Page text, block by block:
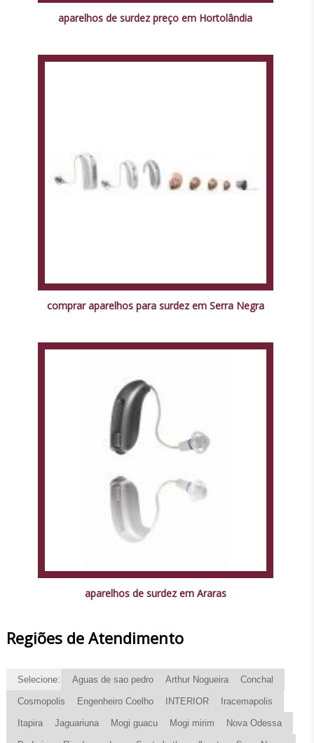
aparelhos de surdez preço em Hortolândia
comprar aparelhos para surdez em Serra Negra
aparelhos de surdez em Araras
Regiões de Atendimento
Selecione: Aguas de sao pedro Arthur Nogueira Conchal
Cosmopolis Engenheiro Coelho INTERIOR Iracemapolis
Itapira Jaguariuna Mogi guacu Mogi mirim Nova Odessa